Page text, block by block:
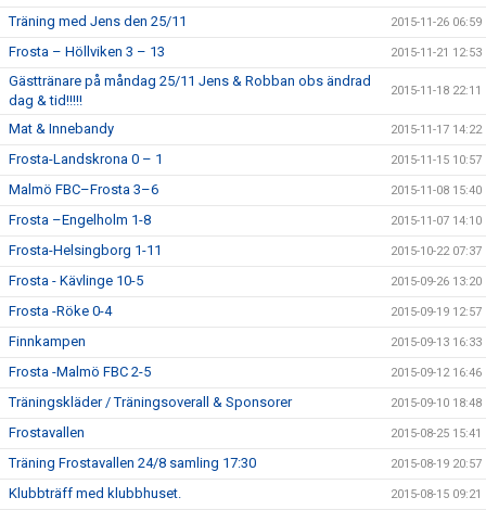
Träning med Jens den 25/11 2015-11-26 06:59
Frosta – Höllviken 3 – 13 2015-11-21 12:53
Gästtränare på måndag 25/11 Jens & Robban obs ändrad
dag & tid!!!!!
2015-11-18 22:11
Mat & Innebandy 2015-11-17 14:22
Frosta-Landskrona 0 – 1 2015-11-15 10:57
Malmö FBC–Frosta 3–6 2015-11-08 15:40
Frosta –Engelholm 1-8 2015-11-07 14:10
Frosta-Helsingborg 1-11 2015-10-22 07:37
Frosta - Kävlinge 10-5 2015-09-26 13:20
Frosta -Röke 0-4 2015-09-19 12:57
Finnkampen 2015-09-13 16:33
Frosta -Malmö FBC 2-5 2015-09-12 16:46
Träningskläder / Träningsoverall & Sponsorer 2015-09-10 18:48
Frostavallen 2015-08-25 15:41
Träning Frostavallen 24/8 samling 17:30 2015-08-19 20:57
Klubbträff med klubbhuset. 2015-08-15 09:21